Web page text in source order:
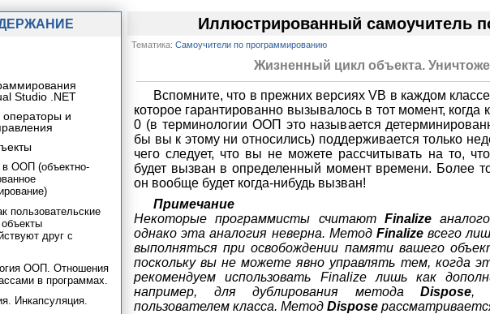
Иллюстрированный самоучитель
Тематика: Самоучители по программированию
Жизненный цикл объекта.
Вспомните, что в прежних версиях VB в каждом
которое гарантированно вызывалось в тот момент,
0 (в терминологии ООП это называется
бы вы к этому ни относились) поддерживается только
чего следует, что вы не можете рассчитывать на то,
будет вызван в определенный момент времени. Более
он вообще будет когда-нибудь вызван!
Примечание
Некоторые программисты считают Finalize
однако эта аналогия неверна. Метод Finalizeвсего
выполняться при освобождении памяти вашего
поскольку вы не можете явно управлять тем, когда
рекомендуем использовать Finalize лишь как
например, для дублирования методаDispose,
пользователем класса. Метод Dispose
Studio .NET
и
в ООП (объектно-
пользовательские
друг с
ООП. Отношения
в программах.
Инкапсуляция.